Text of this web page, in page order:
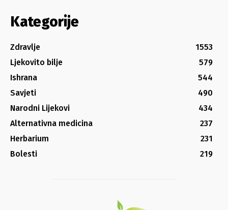
Kategorije
Zdravlje
1553
Ljekovito bilje
579
Ishrana
544
Savjeti
490
Narodni Lijekovi
434
Alternativna medicina
237
Herbarium
231
Bolesti
219